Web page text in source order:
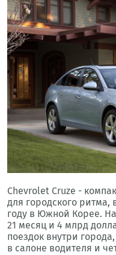
Chevrolet Cruze -
для городского ритма,
году в Южной Корее.
21 месяц и 4 млрд
поездок внутри
в салоне водителя и